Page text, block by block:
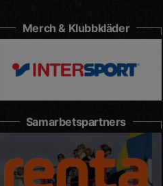
Merch & Klubbkläder
Samarbetspartners